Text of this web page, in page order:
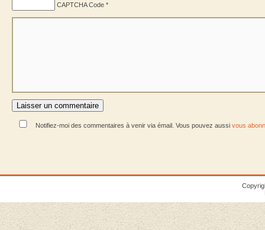
CAPTCHA Code *
Notifiez-moi des commentaires à venir via émail. Vous pouvez aussi vous